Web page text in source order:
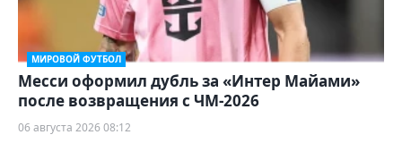
МИРОВОЙ ФУТБОЛ
Месси оформил дубль за «Интер Майами»
после возвращения с ЧМ-2026
06 августа 2026 08:12